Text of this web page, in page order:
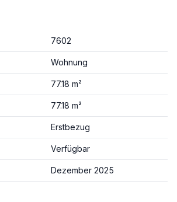
7602
Wohnung
77.18 m²
77.18 m²
Erstbezug
Verfügbar
Dezember 2025